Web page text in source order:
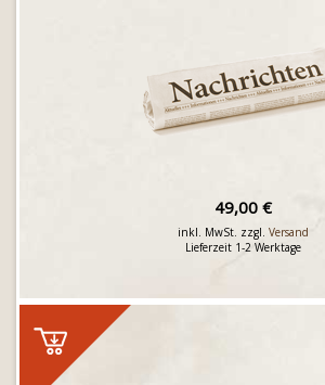
49,00 €
inkl. MwSt. zzgl. Versand
Lieferzeit 1-2 Werktage